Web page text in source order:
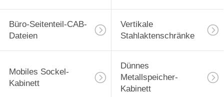
Büro-Seitenteil-CAB-
Dateien
Vertikale
Stahlaktenschränke
Mobiles Sockel-
Kabinett
Dünnes
Metallspeicher-
Kabinett